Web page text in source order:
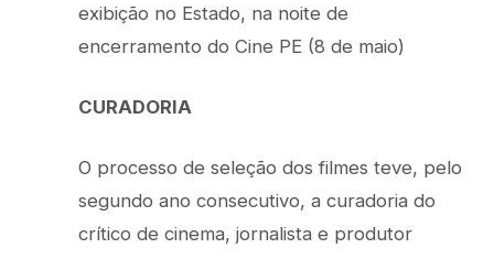
exibição no Estado, na noite de
encerramento do Cine PE (8 de maio)
CURADORIA
O processo de seleção dos filmes teve, pelo
segundo ano consecutivo, a curadoria do
crítico de cinema, jornalista e produtor